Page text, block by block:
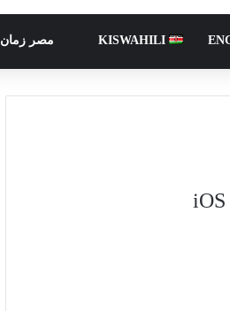
KISWAHILI مصر زمان